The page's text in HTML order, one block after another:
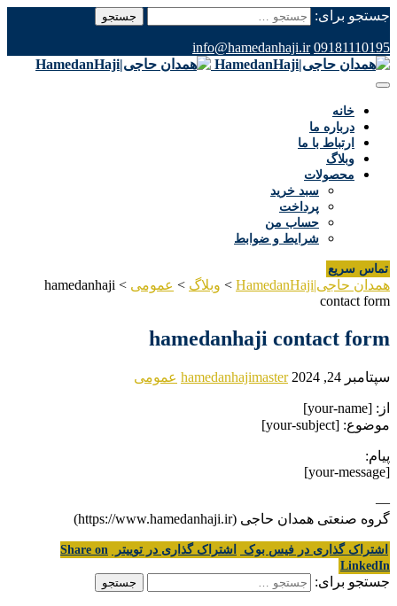
جستجو برای:
09181110195
info@hamedanhaji.ir
خانه
درباره ما
ارتباط با ما
وبلاگ
محصولات
سبد خرید
پرداخت
حساب من
شرایط و ضوابط
تماس سریع
همدان حاجی|HamedanHaji > وبلاگ > عمومی >
hamedanhaji
contact form
hamedanhaji contact form
سپتامبر 24, 2024 hamedanhajimaster عمومی
از: [your-name]
موضوع: [your-subject]
پیام:
[your-message]
—
گروه صنعتی همدان حاجی (https://www.hamedanhaji.ir)
اشتراک گذاری در فیس بوک اشتراک گذاری در توییتر
Share on
LinkedIn
جستجو برای: